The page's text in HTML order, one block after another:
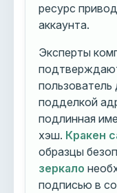
ресурс
аккаунта.
Эксперты
пользователь
подделкой
подлинная
хэш. Кракен
образцы
зеркало
подписью в